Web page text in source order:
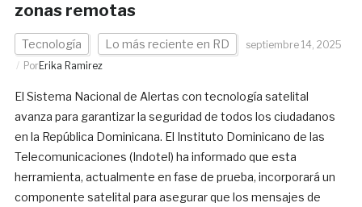
zonas remotas
Tecnología Lo más reciente en RD
septiembre 14, 2025
Por Erika Ramirez
El Sistema Nacional de Alertas con tecnología satelital
avanza para garantizar la seguridad de todos los ciudadanos
en la República Dominicana. El Instituto Dominicano de las
Telecomunicaciones (Indotel) ha informado que esta
herramienta, actualmente en fase de prueba, incorporará un
componente satelital para asegurar que los mensajes de